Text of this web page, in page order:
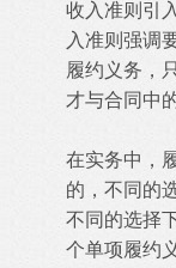
收入准则引
入准则强调
履约义务，
才与合同中
在实务中，
的，不同的
不同的选择
个单项履约